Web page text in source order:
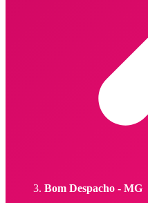
Bom Despacho - MG